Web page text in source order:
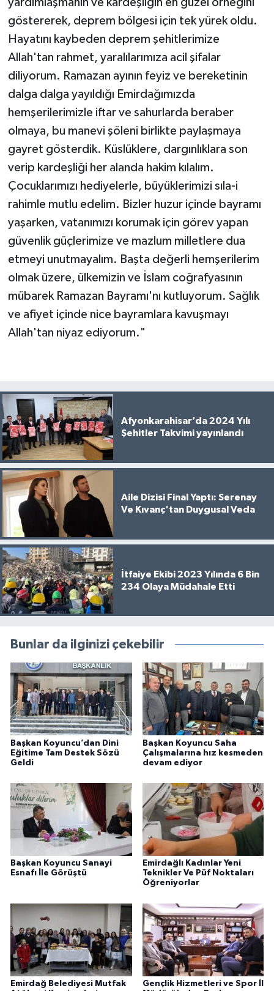
göstererek, deprem bölgesi için tek yürek oldu.
Hayatını kaybeden deprem şehitlerimize
Allah'tan rahmet, yaralılarımıza acil şifalar
diliyorum. Ramazan ayının feyiz ve bereketinin
dalga dalga yayıldığı Emirdağımızda
hemşerilerimizle iftar ve sahurlarda beraber
olmaya, bu manevi şöleni birlikte paylaşmaya
gayret gösterdik. Küslüklere, dargınlıklara son
verip kardeşliği her alanda hakim kılalım.
Çocuklarımızı hediyelerle, büyüklerimizi sıla-i
rahimle mutlu edelim. Bizler huzur içinde bayramı
yaşarken, vatanımızı korumak için görev yapan
güvenlik güçlerimize ve mazlum milletlere dua
etmeyi unutmayalım. Başta değerli hemşerilerim
olmak üzere, ülkemizin ve İslam coğrafyasının
mübarek Ramazan Bayramı'nı kutluyorum. Sağlık
ve afiyet içinde nice bayramlara kavuşmayı
Allah'tan niyaz ediyorum."
Afyonkarahisar’da 2024 Yılı
Şehitler Takvimi yayınlandı
Aile Dizisi Final Yaptı: Serenay
Ve Kıvanç'tan Duygusal Veda
İtfaiye Ekibi 2023 Yılında 6 Bin
234 Olaya Müdahale Etti
Bunlar da ilginizi çekebilir
Başkan Koyuncu’dan Dini
Eğitime Tam Destek Sözü
Geldi
Başkan Koyuncu Saha
Çalışmalarına hız kesmeden
devam ediyor
Başkan Koyuncu Sanayi
Esnafı İle Görüştü
Emirdağlı Kadınlar Yeni
Teknikler Ve Püf Noktaları
Öğreniyorlar
Emirdağ Belediyesi Mutfak
Gençlik Hizmetleri ve Spor İl